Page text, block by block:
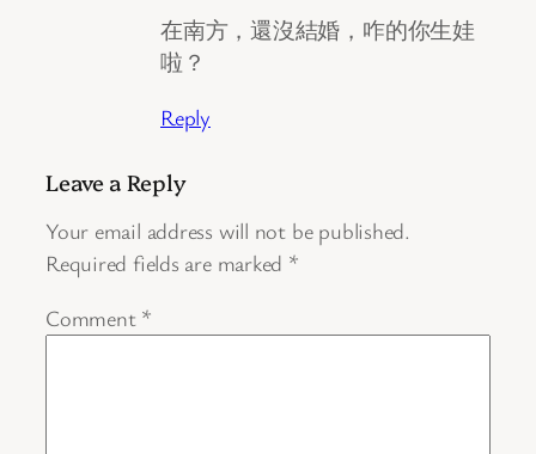
在南方，還沒結婚，咋的你生娃
啦？
Reply
Leave a Reply
Your email address will not be published.
Required fields are marked *
Comment *